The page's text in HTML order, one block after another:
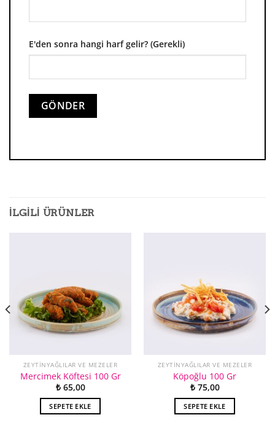
E'den sonra hangi harf gelir? (Gerekli)
İLGILI ÜRÜNLER
ZEYTINYAĞLILAR VE MEZELER
Mercimek Köftesi 100 Gr
₺65,00
SEPETE EKLE
ZEYTINYAĞLILAR VE MEZELER
Köpoğlu 100 Gr
₺75,00
SEPETE EKLE